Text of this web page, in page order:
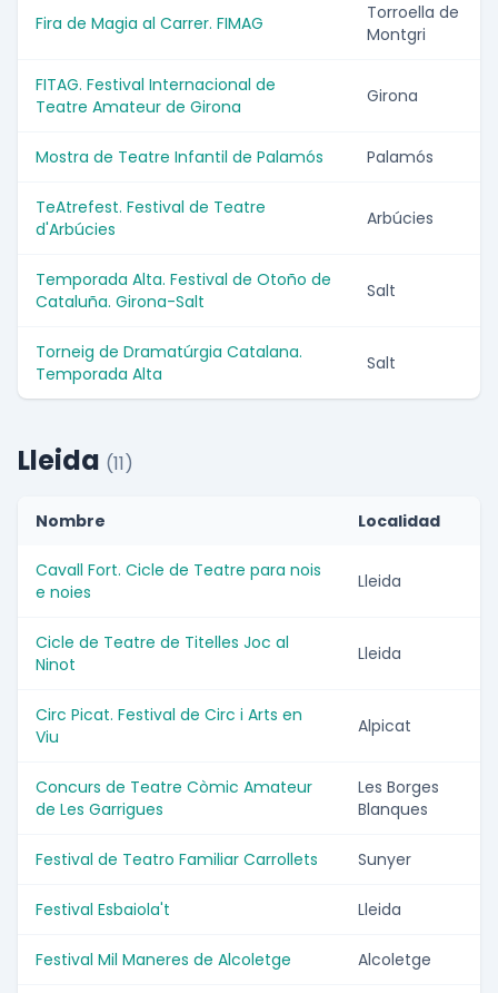
Fira de Magia al Carrer. FIMAG
Torroella de
Montgri
FITAG. Festival Internacional de
Teatre Amateur de Girona
Girona
Mostra de Teatre Infantil de Palamós Palamós
TeAtrefest. Festival de Teatre
d'Arbúcies
Arbúcies
Temporada Alta. Festival de Otoño de
Cataluña. Girona-Salt
Salt
Torneig de Dramatúrgia Catalana.
Temporada Alta
Salt
Lleida (11)
Nombre Localidad
Cavall Fort. Cicle de Teatre para nois
e noies
Lleida
Cicle de Teatre de Titelles Joc al
Ninot
Lleida
Circ Picat. Festival de Circ i Arts en
Viu
Alpicat
Concurs de Teatre Còmic Amateur
de Les Garrigues
Les Borges
Blanques
Festival de Teatro Familiar Carrollets Sunyer
Festival Esbaiola't Lleida
Festival Mil Maneres de Alcoletge Alcoletge